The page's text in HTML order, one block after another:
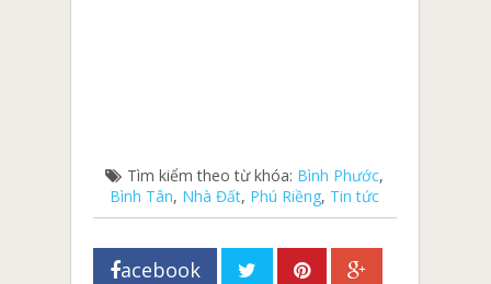
Tìm kiểm theo từ khóa: Bình Phước,
Bình Tân, Nhà Đất, Phú Riềng, Tin tức
acebook